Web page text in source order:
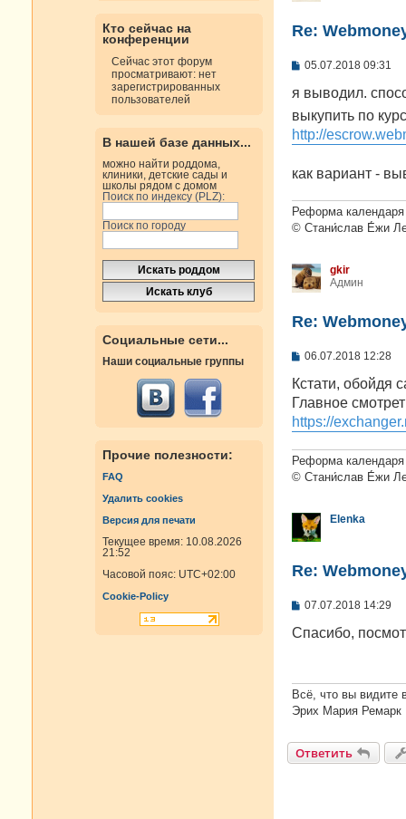
Кто сейчас на
конференции
Сейчас этот форум
просматривают: нет
зарегистрированных
пользователей
В нашей базе данных...
можно найти роддома,
клиники, детские сады и
школы рядом с домом
Поиск по индексу (PLZ):
Поиск по городу
Социальные сети...
Наши социальные группы
Прочие полезности:
FAQ
Удалить cookies
Версия для печати
Текущее время: 10.08.2026
21:52
Часовой пояс: UTC+02:00
Cookie-Policy
Re:
С
о
щ
е
н
05.07.2018 09:31
я выводил.
выкупить по
http://
как вариант -
Реформа
© Стани́слав Е́жи
gkir
Админ
Re:
С
о
щ
е
н
е
06.07.2018 12:28
Кстати, обойдя
Главное
https://
Реформа
© Стани́слав Е́жи
Elenka
Re:
С
о
н
и
е
07.07.2018 14:29
Спасибо,
Всё, что вы
Эрих Мария Ремарк
Ответить